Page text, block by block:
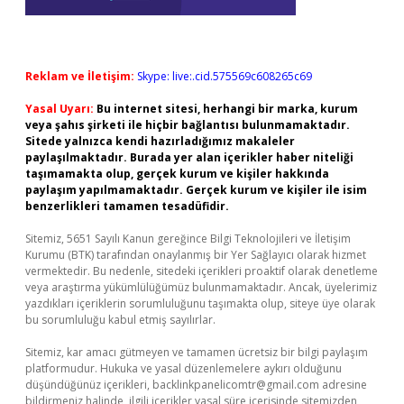
Reklam ve İletişim: Skype: live:.cid.575569c608265c69
Yasal Uyarı: Bu internet sitesi, herhangi bir marka, kurum
veya şahıs şirketi ile hiçbir bağlantısı bulunmamaktadır.
Sitede yalnızca kendi hazırladığımız makaleler
paylaşılmaktadır. Burada yer alan içerikler haber niteliği
taşımamakta olup, gerçek kurum ve kişiler hakkında
paylaşım yapılmamaktadır. Gerçek kurum ve kişiler ile isim
benzerlikleri tamamen tesadüfidir.
Sitemiz, 5651 Sayılı Kanun gereğince Bilgi Teknolojileri ve İletişim
Kurumu (BTK) tarafından onaylanmış bir Yer Sağlayıcı olarak hizmet
vermektedir. Bu nedenle, sitedeki içerikleri proaktif olarak denetleme
veya araştırma yükümlülüğümüz bulunmamaktadır. Ancak, üyelerimiz
yazdıkları içeriklerin sorumluluğunu taşımakta olup, siteye üye olarak
bu sorumluluğu kabul etmiş sayılırlar.
Sitemiz, kar amacı gütmeyen ve tamamen ücretsiz bir bilgi paylaşım
platformudur. Hukuka ve yasal düzenlemelere aykırı olduğunu
düşündüğünüz içerikleri, backlinkpanelicomtr@gmail.com adresine
bildirmeniz halinde, ilgili içerikler yasal süre içerisinde sitemizden